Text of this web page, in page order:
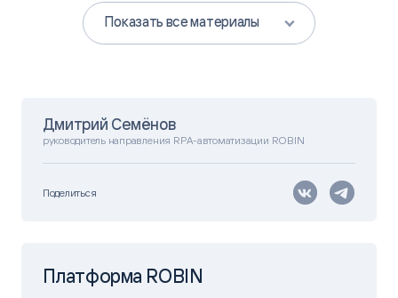
Дмитрий Семёнов
руководитель направления RPA-автоматизации ROBIN
Поделиться
Показать все материалы
Платформа ROBIN